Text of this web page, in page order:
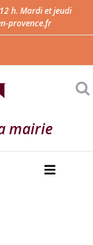
h. Mardi et jeudi
provence.fr
mairie